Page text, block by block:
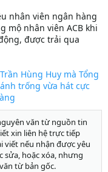
nhân viên ngân hàng
mộ nhân viên ACB khi
được trải qua
Hùng Huy mà Tổng
trống vừa hát cực
văn từ nguồn tin
xin liên hệ trực tiếp
viết nếu nhận được yêu
sửa, hoặc xóa, nhưng
từ bản gốc.